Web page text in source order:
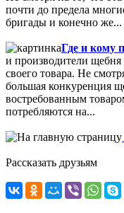
почти до предела
бригады и конечно же...
Где и кому
и производители
своего товара. Не
большая конкуренция
востребованным
потребляются на...
Рассказать друзьям